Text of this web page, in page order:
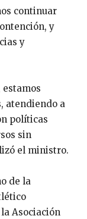
continuar
y
y
atendiendo a
políticas
sin
el ministro.
de la
Asociación